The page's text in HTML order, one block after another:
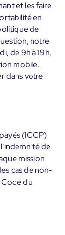
et les faire
en
de
notre
de 9h à 19h,
mobile.
dans votre
(ICCP)
de
mission
cas de non-
Code du